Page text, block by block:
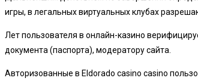
игры, в легальных виртуальных клубах
Лет пользователя в онлайн-казино
документа (паспорта), модератору сайта.
Авторизованные в Eldorado casino casino